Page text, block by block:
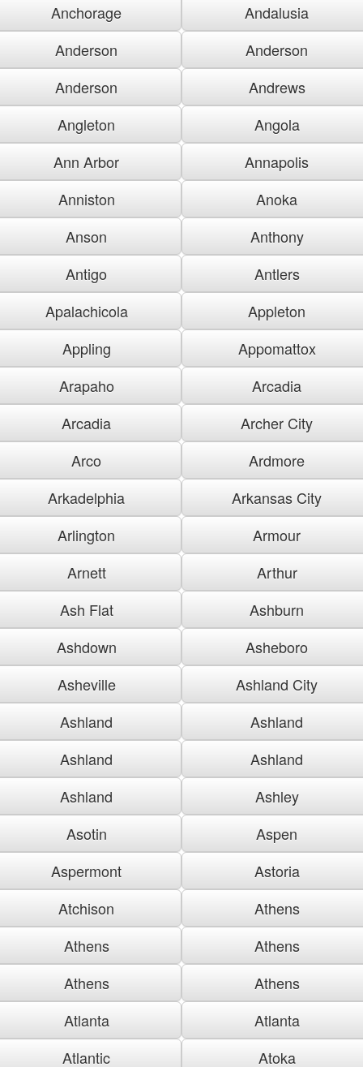
Anchorage
Andalusia
Anderson
Anderson
Anderson
Andrews
Angleton
Angola
Ann Arbor
Annapolis
Anniston
Anoka
Anson
Anthony
Antigo
Antlers
Apalachicola
Appleton
Appling
Appomattox
Arapaho
Arcadia
Arcadia
Archer City
Arco
Ardmore
Arkadelphia
Arkansas City
Arlington
Armour
Arnett
Arthur
Ash Flat
Ashburn
Ashdown
Asheboro
Asheville
Ashland City
Ashland
Ashland
Ashland
Ashland
Ashland
Ashley
Asotin
Aspen
Aspermont
Astoria
Atchison
Athens
Athens
Athens
Athens
Athens
Atlanta
Atlanta
Atlantic
Atoka